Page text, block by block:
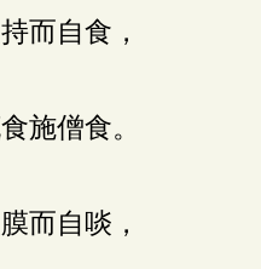
而自食，
施僧食。
而自啖，